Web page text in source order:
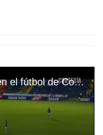
Escalofriante fractura en el fútbol de Costa Rica